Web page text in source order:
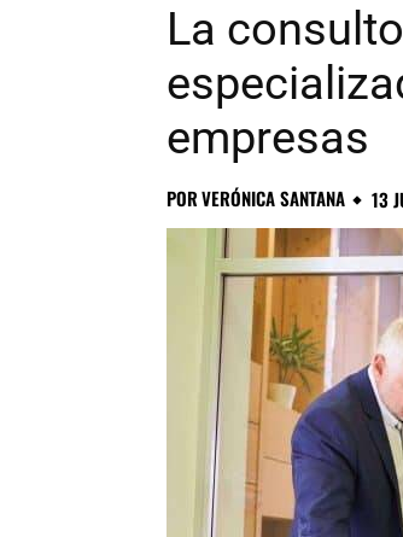
La
empresas
PORVERÓNICA SANTANA 13